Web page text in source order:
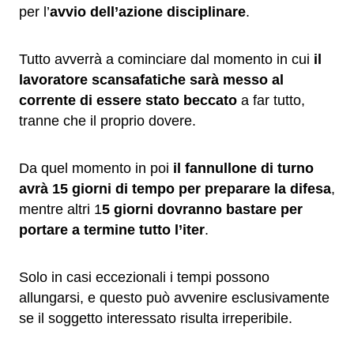
per l’avvio dell’azione disciplinare.
Tutto avverrà a cominciare dal momento in cui il
lavoratore scansafatiche sarà messo al
corrente di essere stato beccato a far tutto,
tranne che il proprio dovere.
Da quel momento in poi il fannullone di turno
avrà 15 giorni di tempo per preparare la difesa,
mentre altri 15 giorni dovranno bastare per
portare a termine tutto l’iter.
Solo in casi eccezionali i tempi possono
allungarsi, e questo può avvenire esclusivamente
se il soggetto interessato risulta irreperibile.